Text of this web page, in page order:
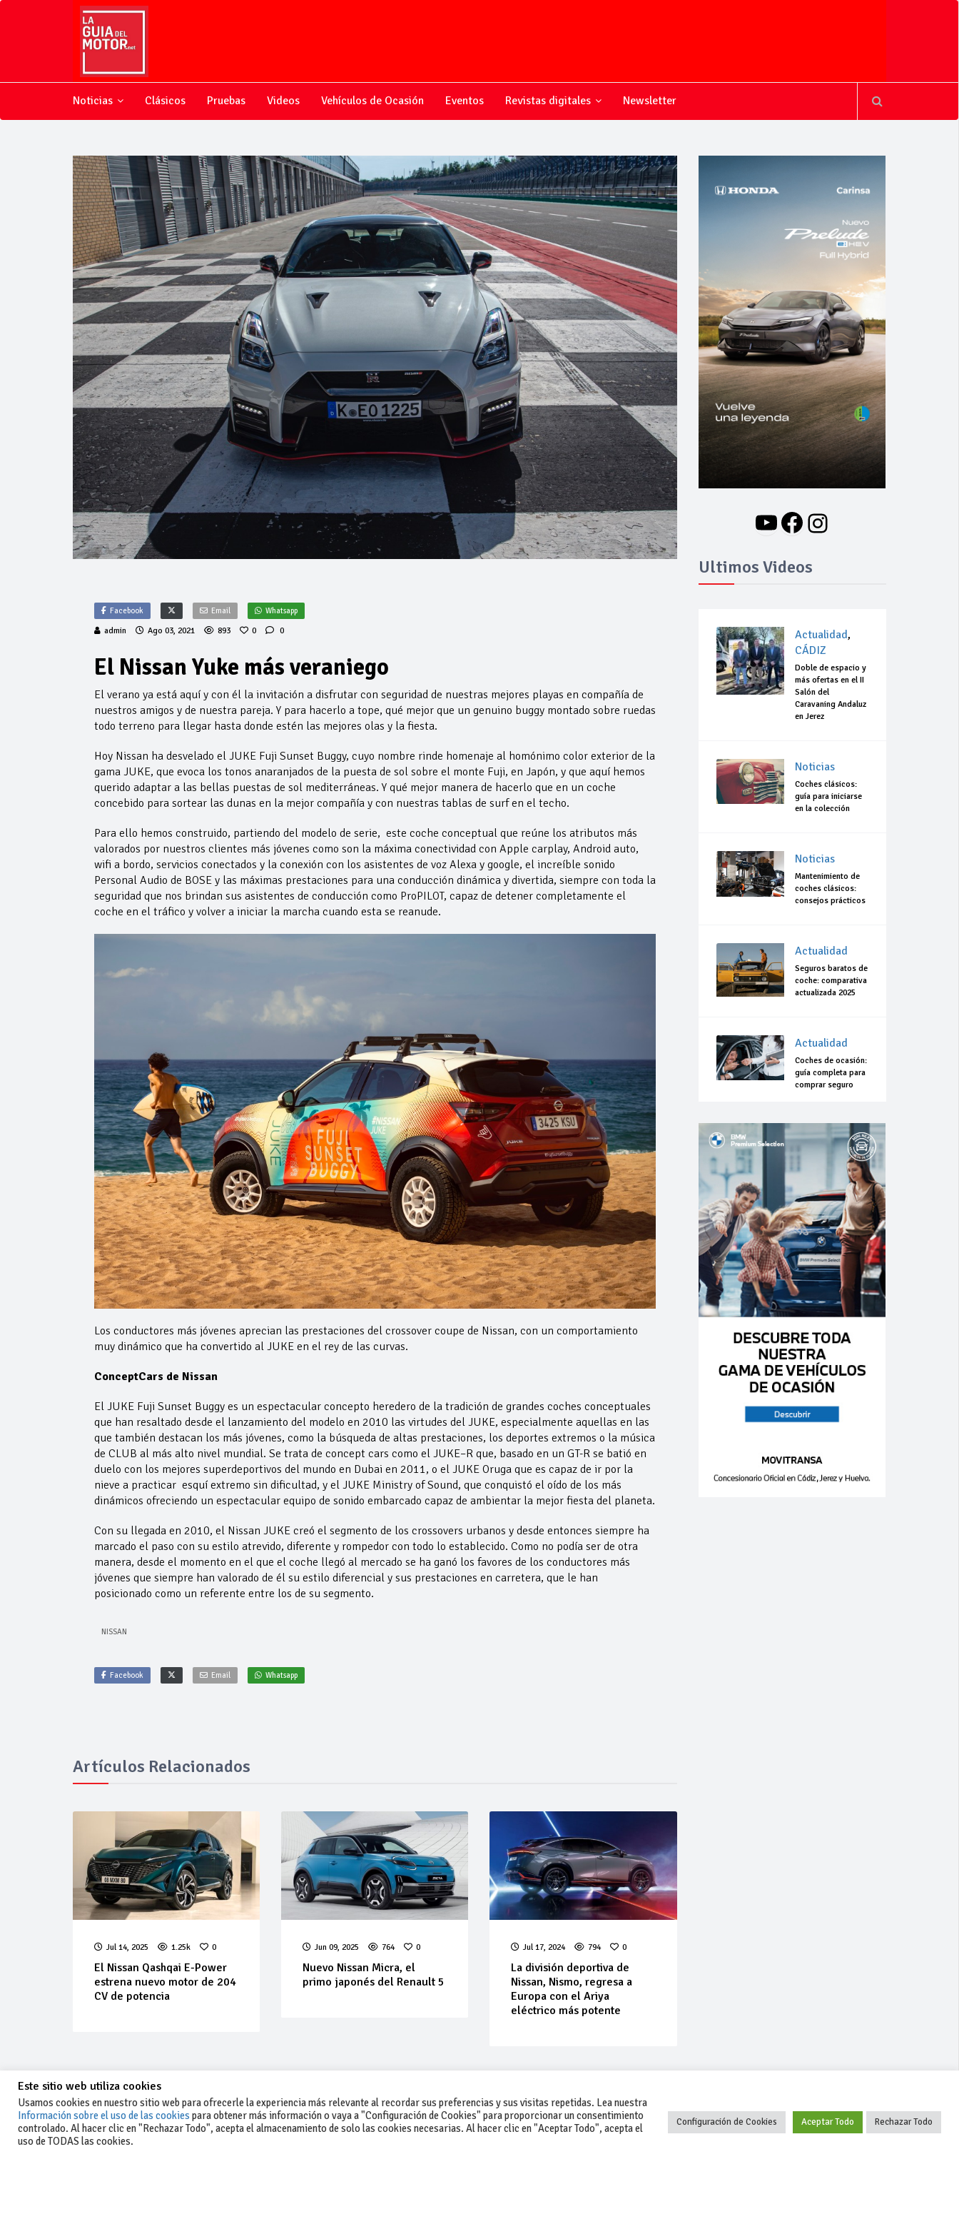
Noticias Clásicos Pruebas Videos Vehículos de Ocasión Eventos Revistas digitales Newsletter
Facebook Email Whatsapp
admin Ago 03, 2021 893 0 0
El Nissan Yuke más veraniego
El verano ya está aquí y con él la invitación a disfrutar con seguridad de nuestras mejores playas en compañía de
nuestros amigos y de nuestra pareja. Y para hacerlo a tope, qué mejor que un genuino buggy montado sobre ruedas
todo terreno para llegar hasta donde estén las mejores olas y la fiesta.
Hoy Nissan ha desvelado el JUKE Fuji Sunset Buggy, cuyo nombre rinde homenaje al homónimo color exterior de la
gama JUKE, que evoca los tonos anaranjados de la puesta de sol sobre el monte Fuji, en Japón, y que aquí hemos
querido adaptar a las bellas puestas de sol mediterráneas. Y qué mejor manera de hacerlo que en un coche
concebido para sortear las dunas en la mejor compañía y con nuestras tablas de surf en el techo.
Para ello hemos construido, partiendo del modelo de serie, este coche conceptual que reúne los atributos más
valorados por nuestros clientes más jóvenes como son la máxima conectividad con Apple carplay, Android auto,
wifi a bordo, servicios conectados y la conexión con los asistentes de voz Alexa y google, el increíble sonido
Personal Audio de BOSE y las máximas prestaciones para una conducción dinámica y divertida, siempre con toda la
seguridad que nos brindan sus asistentes de conducción como ProPILOT, capaz de detener completamente el
coche en el tráfico y volver a iniciar la marcha cuando esta se reanude.
Los conductores más jóvenes aprecian las prestaciones del crossover coupe de Nissan, con un comportamiento
muy dinámico que ha convertido al JUKE en el rey de las curvas.
ConceptCars de Nissan
El JUKE Fuji Sunset Buggy es un espectacular concepto heredero de la tradición de grandes coches conceptuales
que han resaltado desde el lanzamiento del modelo en 2010 las virtudes del JUKE, especialmente aquellas en las
que también destacan los más jóvenes, como la búsqueda de altas prestaciones, los deportes extremos o la música
de CLUB al más alto nivel mundial. Se trata de concept cars como el JUKE–R que, basado en un GT-R se batió en
duelo con los mejores superdeportivos del mundo en Dubai en 2011, o el JUKE Oruga que es capaz de ir por la
nieve a practicar esquí extremo sin dificultad, y el JUKE Ministry of Sound, que conquistó el oído de los más
dinámicos ofreciendo un espectacular equipo de sonido embarcado capaz de ambientar la mejor fiesta del planeta.
Con su llegada en 2010, el Nissan JUKE creó el segmento de los crossovers urbanos y desde entonces siempre ha
marcado el paso con su estilo atrevido, diferente y rompedor con todo lo establecido. Como no podía ser de otra
manera, desde el momento en el que el coche llegó al mercado se ha ganó los favores de los conductores más
jóvenes que siempre han valorado de él su estilo diferencial y sus prestaciones en carretera, que le han
posicionado como un referente entre los de su segmento.
NISSAN
Facebook Email Whatsapp
Artículos Relacionados
Jul 14, 2025 1.25k 0
El Nissan Qashqai E-Power
estrena nuevo motor de 204
CV de potencia
Jun 09, 2025 764 0
Nuevo Nissan Micra, el
primo japonés del Renault 5
Jul 17, 2024 794 0
La división deportiva de
Nissan, Nismo, regresa a
Europa con el Ariya
eléctrico más potente
YouTube
Facebook
Instagram
Ultimos Videos
Actualidad,
CÁDIZ
Doble de espacio y
más ofertas en el II
Salón del
Caravaning Andaluz
en Jerez
Noticias
Coches clásicos:
guía para iniciarse
en la colección
Noticias
Mantenimiento de
coches clásicos:
consejos prácticos
Actualidad
Seguros baratos de
coche: comparativa
actualizada 2025
Actualidad
Coches de ocasión:
guía completa para
comprar seguro
-Aviso legal y condiciones generales
-Contacto
+34 627 35 00 36
Este sitio web utiliza cookies
Usamos cookies en nuestro sitio web para ofrecerle la experiencia más relevante al recordar sus preferencias y sus visitas repetidas. Lea nuestra
Información sobre el uso de las cookies para obtener más información o vaya a "Configuración de Cookies" para proporcionar un consentimiento
controlado. Al hacer clic en "Rechazar Todo", acepta el almacenamiento de solo las cookies necesarias. Al hacer clic en "Aceptar Todo", acepta el
uso de TODAS las cookies.
Configuración de Cookies Aceptar Todo Rechazar Todo